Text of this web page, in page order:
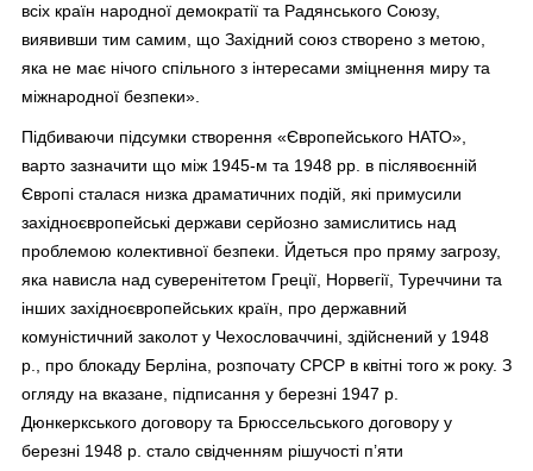
всіх країн народної демократії та Радянського Союзу,
виявивши тим самим, що Західний союз створено з метою,
яка не має нічого спільного з інтересами зміцнення миру та
міжнародної безпеки».
Підбиваючи підсумки створення «Європейського НАТО»,
варто зазначити що між 1945-м та 1948 рр. в післявоєнній
Європі сталася низка драматичних подій, які примусили
західноєвропейські держави серйозно замислитись над
проблемою колективної безпеки. Йдеться про пряму загрозу,
яка нависла над суверенітетом Греції, Норвегії, Туреччини та
інших західноєвропейських країн, про державний
комуністичний заколот у Чехословаччині, здійснений у 1948
р., про блокаду Берліна, розпочату СРСР в квітні того ж року. З
огляду на вказане, підписання у березні 1947 р.
Дюнкеркського договору та Брюссельського договору у
березні 1948 р. стало свідченням рішучості п’яти